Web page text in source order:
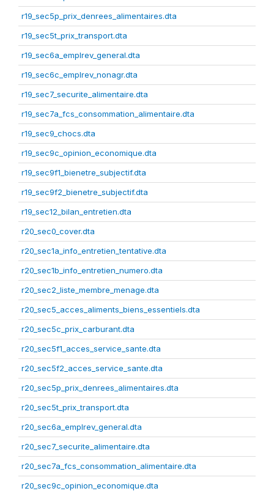
r19_sec5p_prix_denrees_alimentaires.dta
r19_sec5t_prix_transport.dta
r19_sec6a_emplrev_general.dta
r19_sec6c_emplrev_nonagr.dta
r19_sec7_securite_alimentaire.dta
r19_sec7a_fcs_consommation_alimentaire.dta
r19_sec9_chocs.dta
r19_sec9c_opinion_economique.dta
r19_sec9f1_bienetre_subjectif.dta
r19_sec9f2_bienetre_subjectif.dta
r19_sec12_bilan_entretien.dta
r20_sec0_cover.dta
r20_sec1a_info_entretien_tentative.dta
r20_sec1b_info_entretien_numero.dta
r20_sec2_liste_membre_menage.dta
r20_sec5_acces_aliments_biens_essentiels.dta
r20_sec5c_prix_carburant.dta
r20_sec5f1_acces_service_sante.dta
r20_sec5f2_acces_service_sante.dta
r20_sec5p_prix_denrees_alimentaires.dta
r20_sec5t_prix_transport.dta
r20_sec6a_emplrev_general.dta
r20_sec7_securite_alimentaire.dta
r20_sec7a_fcs_consommation_alimentaire.dta
r20_sec9c_opinion_economique.dta